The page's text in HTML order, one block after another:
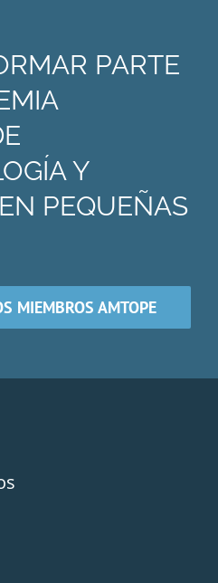
PARTE
Y
PEQUEÑAS
MIEMBROS AMTOPE